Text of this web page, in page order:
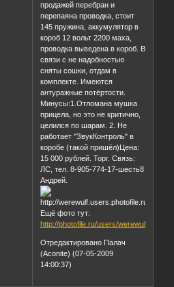
продажей перебран и
перепаяна проводка, стоит
145 пружина, аккумулятор в
короб 12 вольт 2200 маха,
проводка выведена в короб. В
связи с не надобностью
сняты сошки, отдам в
комплекте. Имеются
антуражные потёртости.
Минусы:1.Отломана мушка
прицела, но это не критично,
целился по шарам. 2. Не
работает "ЗвукКонтроль" в
коробе (такой пришёл)Цена:
15 000 рублей. Торг. Связь:
ЛС, тел. 8-905-774-17-шесть8
Андрей.
Ещё фото тут:
http://photofile.ru/users/werewulf/
Отредактировано Палач
(Aconite) (07-05-2009
14:00:37)